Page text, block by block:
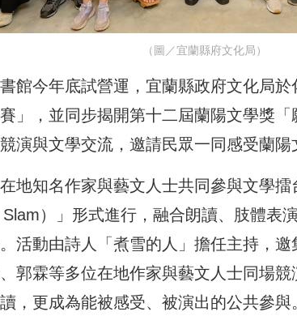
（圖／宜蘭縣府文化局）
館今年底試營運，宜蘭縣政府文化局
」，並同步揭開第十二屆蘭陽文學獎
演與文學交流，邀請民眾一同感受蘭陽
地知名作家與藝文人士共同參與文學
Slam）」形式進行，融合朗讀、肢體表
活動由詩人「煮雪的人」擔任主持，
、郭霖等多位在地作家與藝文人士同場
，更成為能被感受、被演出的公共參與